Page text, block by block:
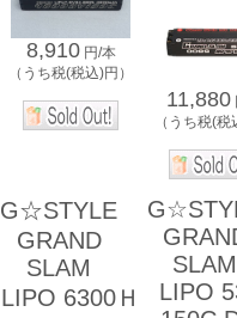
8,910 円/本
（うち税(税込)円）
11,880
（うち税(
G☆STYLE
GRAND
SLAM
LIPO 6300Ｈ
LIPO